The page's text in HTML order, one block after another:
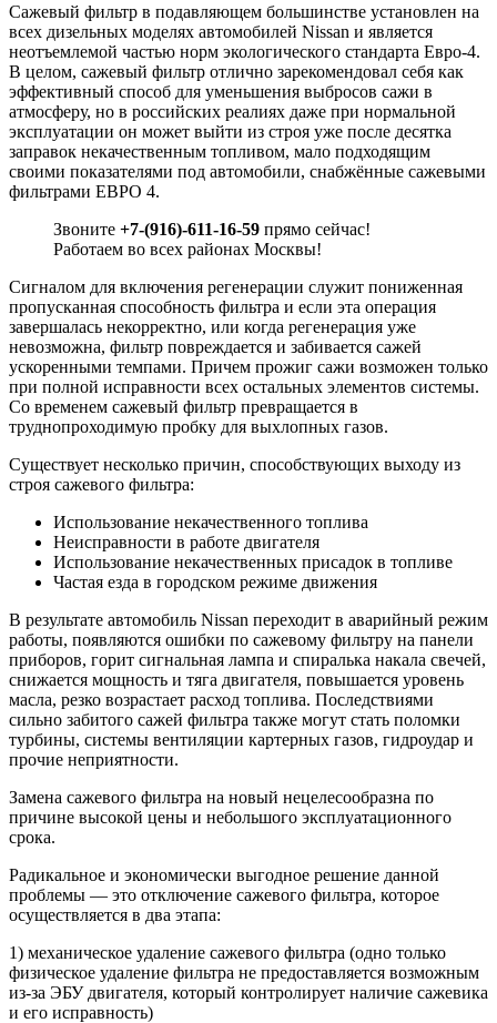
Сажевый фильтр в подавляющем большинстве установлен на
всех дизельных моделях автомобилей Nissan и является
неотъемлемой частью норм экологического стандарта Евро-4.
В целом, сажевый фильтр отлично зарекомендовал себя как
эффективный способ для уменьшения выбросов сажи в
атмосферу, но в российских реалиях даже при нормальной
эксплуатации он может выйти из строя уже после десятка
заправок некачественным топливом, мало подходящим
своими показателями под автомобили, снабжённые сажевыми
фильтрами ЕВРО 4.
Звоните +7-(916)-611-16-59 прямо сейчас!
Работаем во всех районах Москвы!
Сигналом для включения регенерации служит пониженная
пропусканная способность фильтра и если эта операция
завершалась некорректно, или когда регенерация уже
невозможна, фильтр повреждается и забивается сажей
ускоренными темпами. Причем прожиг сажи возможен только
при полной исправности всех остальных элементов системы.
Со временем сажевый фильтр превращается в
труднопроходимую пробку для выхлопных газов.
Существует несколько причин, способствующих выходу из
строя сажевого фильтра:
Использование некачественного топлива
Неисправности в работе двигателя
Использование некачественных присадок в топливе
Частая езда в городском режиме движения
В результате автомобиль Nissan переходит в аварийный режим
работы, появляются ошибки по сажевому фильтру на панели
приборов, горит сигнальная лампа и спиралька накала свечей,
снижается мощность и тяга двигателя, повышается уровень
масла, резко возрастает расход топлива. Последствиями
сильно забитого сажей фильтра также могут стать поломки
турбины, системы вентиляции картерных газов, гидроудар и
прочие неприятности.
Замена сажевого фильтра на новый нецелесообразна по
причине высокой цены и небольшого эксплуатационного
срока.
Радикальное и экономически выгодное решение данной
проблемы — это отключение сажевого фильтра, которое
осуществляется в два этапа:
1) механическое удаление сажевого фильтра (одно только
физическое удаление фильтра не предоставляется возможным
из-за ЭБУ двигателя, который контролирует наличие сажевика
и его исправность)